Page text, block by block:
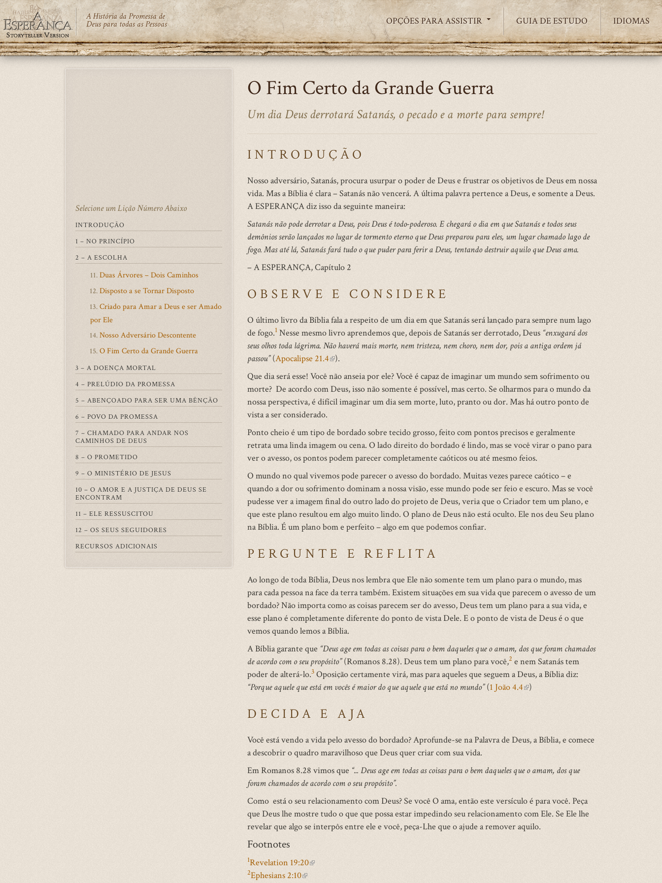
Skip
to
main
A História da Promessa de
Deus para todas as Pessoas OPÇÕES PARA ASSISTIR GUIA DE ESTUDO IDIOMAS
Selecione um Lição Número Abaixo
INTRODUÇÃO
1 – NO PRINCÍPIO
2 – A ESCOLHA
11. Duas Árvores – Dois Caminhos
12. Disposto a se Tornar Disposto
13. Criado para Amar a Deus e ser Amado
por Ele
14. Nosso Adversário Descontente
15. O Fim Certo da Grande Guerra
3 – A DOENÇA MORTAL
4 – PRELÚDIO DA PROMESSA
5 – ABENÇOADO PARA SER UMA BÊNÇÃO
6 – POVO DA PROMESSA
7 – CHAMADO PARA ANDAR NOS
CAMINHOS DE DEUS
8 – O PROMETIDO
9 – O MINISTÉRIO DE JESUS
10 – O AMOR E A JUSTIÇA DE DEUS SE
ENCONTRAM
11 – ELE RESSUSCITOU
12 – OS SEUS SEGUIDORES
RECURSOS ADICIONAIS
O Fim Certo da Grande Guerra
Um dia Deus derrotará Satanás, o pecado e a morte para sempre!
INTRODUÇÃO
Nosso adversário, Satanás, procura usurpar o poder de Deus e frustrar os objetivos de Deus em nossa
vida. Mas a Bíblia é clara – Satanás não vencerá. A última palavra pertence a Deus, e somente a Deus.
A ESPERANÇA diz isso da seguinte maneira:
Satanás não pode derrotar a Deus, pois Deus é todo-poderoso. E chegará o dia em que Satanás e todos seus
demônios serão lançados no lugar de tormento eterno que Deus preparou para eles, um lugar chamado lago de
fogo. Mas até lá, Satanás fará tudo o que puder para ferir a Deus, tentando destruir aquilo que Deus ama.
– A ESPERANÇA, Capítulo 2
OBSERVE E CONSIDERE
O último livro da Bíblia fala a respeito de um dia em que Satanás será lançado para sempre num lago
de fogo.1 Nesse mesmo livro aprendemos que, depois de Satanás ser derrotado, Deus “enxugará dos
seus olhos toda lágrima. Não haverá mais morte, nem tristeza, nem choro, nem dor, pois a antiga ordem já
passou”(Apocalipse 21.4(link
external)
).
Que dia será esse! Você não anseia por ele? Você é capaz de imaginar um mundo sem sofrimento ou
morte? De acordo com Deus, isso não somente é possível, mas certo. Se olharmos para o mundo da
nossa perspectiva, é difícil imaginar um dia sem morte, luto, pranto ou dor. Mas há outro ponto de
vista a ser considerado.
Ponto cheio é um tipo de bordado sobre tecido grosso, feito com pontos precisos e geralmente
retrata uma linda imagem ou cena. O lado direito do bordado é lindo, mas se você virar o pano para
ver o avesso, os pontos podem parecer completamente caóticos ou até mesmo feios.
O mundo no qual vivemos pode parecer o avesso do bordado. Muitas vezes parece caótico – e
quando a dor ou sofrimento dominam a nossa visão, esse mundo pode ser feio e escuro. Mas se você
pudesse ver a imagem final do outro lado do projeto de Deus, veria que o Criador tem um plano, e
que este plano resultou em algo muito lindo. O plano de Deus não está oculto. Ele nos deu Seu plano
na Bíblia. É um plano bom e perfeito – algo em que podemos confiar.
PERGUNTE E REFLITA
Ao longo de toda Bíblia, Deus nos lembra que Ele não somente tem um plano para o mundo, mas
para cada pessoa na face da terra também. Existem situações em sua vida que parecem o avesso de um
bordado? Não importa como as coisas parecem ser do avesso, Deus tem um plano para a sua vida, e
esse plano é completamente diferente do ponto de vista Dele. E o ponto de vista de Deus é o que
vemos quando lemos a Bíblia.
A Bíblia garante que “Deus age em todas as coisas para o bem daqueles que o amam, dos que foram chamados
de acordo com o seu propósito”(Romanos 8.28). Deus tem um plano para você,2 e nem Satanás tem
poder de alterá-lo.3 Oposição certamente virá, mas para aqueles que seguem a Deus, a Bíblia diz:
“Porque aquele que está em vocês é maior do que aquele que está no mundo”(1 João 4.4(link
)
DECIDA E AJA
Você está vendo a vida pelo avesso do bordado? Aprofunde-se na Palavra de Deus, a Bíblia, e comece
a descobrir o quadro maravilhoso que Deus quer criar com sua vida.
Em Romanos 8.28 vimos que “... Deus age em todas as coisas para o bem daqueles que o amam, dos que
foram chamados de acordo com o seu propósito”.
Como está o seu relacionamento com Deus? Se você O ama, então este versículo é para você. Peça
que Deus lhe mostre tudo o que que possa estar impedindo seu relacionamento com Ele. Se Ele lhe
revelar que algo se interpôs entre ele e você, peça-Lhe que o ajude a remover aquilo.
Footnotes
1Revelation 19:20(link
2Ephesians 2:10(link